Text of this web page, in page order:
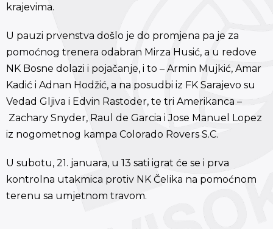
krajevima.
U pauzi prvenstva došlo je do promjena pa je za
pomoćnog trenera odabran Mirza Husić, a u redove
NK Bosne dolazi i pojačanje, i to – Armin Mujkić, Amar
Kadić i Adnan Hodžić, a na posudbi iz FK Sarajevo su
Vedad Gljiva i Edvin Rastoder, te tri Amerikanca –
Zachary Snyder, Raul de Garcia i Jose Manuel Lopez
iz nogometnog kampa Colorado Rovers S.C.
U subotu, 21. januara, u 13 sati igrat će se i prva
kontrolna utakmica protiv NK Čelika na pomoćnom
terenu sa umjetnom travom.